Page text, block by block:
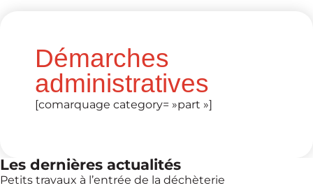
Démarches
administratives
[comarquage category= »part »]
Les dernières actualités
Petits travaux à l’entrée de la déchèterie